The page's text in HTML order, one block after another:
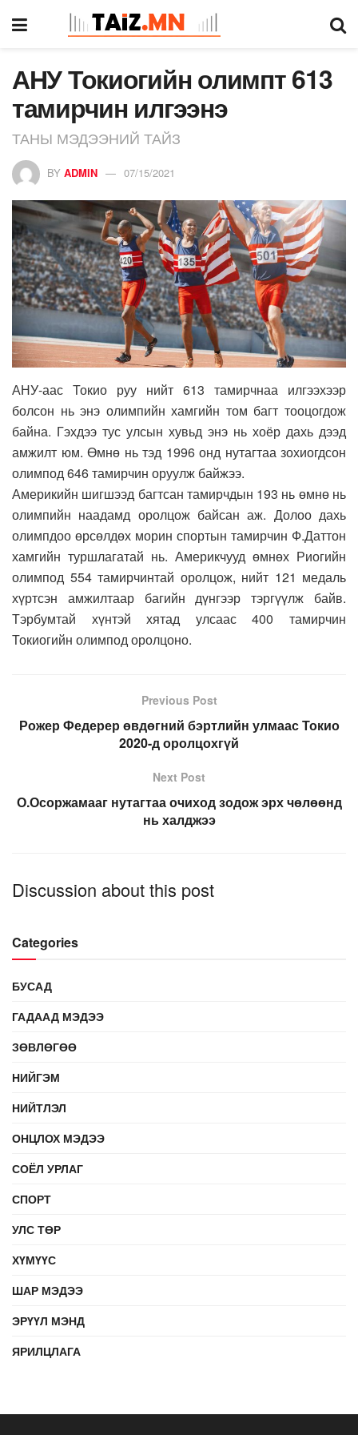
АНУ Токиогийн олимпт 613
тамирчин илгээнэ
ТАНЫ МЭДЭЭНИЙ ТАЙЗ
BY ADMIN 07/15/2021
АНУ-аас Токио руу нийт 613 тамирчнаа илгээхээр
болсон нь энэ олимпийн хамгийн том багт тооцогдож
байна. Гэхдээ тус улсын хувьд энэ нь хоёр дахь дээд
амжилт юм. Өмнө нь тэд 1996 онд нутагтаа зохиогдсон
олимпод 646 тамирчин оруулж байжээ.
Америкийн шигшээд багтсан тамирчдын 193 нь өмнө нь
олимпийн наадамд оролцож байсан аж. Долоо дахь
олимпдоо өрсөлдөх морин спортын тамирчин Ф.Даттон
хамгийн туршлагатай нь. Америкчууд өмнөх Риогийн
олимпод 554 тамирчинтай оролцож, нийт 121 медаль
хүртсэн амжилтаар багийн дүнгээр тэргүүлж байв.
Тэрбумтай хүнтэй хятад улсаас 400 тамирчин
Токиогийн олимпод оролцоно.
Previous Post
Рожер Федерер өвдөгний бэртлийн улмаас Токио
2020-д оролцохгүй
Next Post
О.Осоржамааг нутагтаа очиход зодож эрх чөлөөнд
нь халджээ
Discussion about this post
Categories
БУСАД
ГАДААД МЭДЭЭ
ЗӨВЛӨГӨӨ
НИЙГЭМ
НИЙТЛЭЛ
ОНЦЛОХ МЭДЭЭ
СОЁЛ УРЛАГ
СПОРТ
УЛС ТӨР
ХҮМҮҮС
ШАР МЭДЭЭ
ЭРҮҮЛ МЭНД
ЯРИЛЦЛАГА